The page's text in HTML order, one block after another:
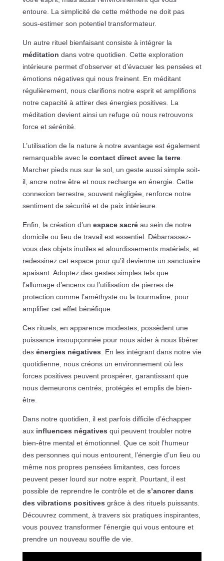
entoure. La simplicité de cette méthode ne doit pas
sous-estimer son potentiel transformateur.
Un autre rituel bienfaisant consiste à intégrer la
méditation dans votre quotidien. Cette exploration
intérieure permet d’observer et d’évacuer les pensées et
émotions négatives qui nous freinent. En méditant
régulièrement, nous clarifions notre esprit et amplifions
notre capacité à attirer des énergies positives. La
méditation devient ainsi un refuge où nous retrouvons
force et sérénité.
L’utilisation de la nature à notre avantage est également
remarquable avec le contact direct avec la terre.
Marcher pieds nus sur le sol, un geste aussi simple soit-
il, ancre notre être et nous recharge en énergie. Cette
connexion terrestre, souvent négligée, renforce notre
sentiment de sécurité et de paix intérieure.
Enfin, la création d’un espace sacréau sein de notre
domicile ou lieu de travail est essentiel. Débarrassez-
vous des objets inutiles et alourdissements matériels, et
redessinez cet espace pour qu’il devienne un sanctuaire
apaisant. Adoptez des gestes simples tels que
l’allumage d’encens ou l’utilisation de pierres de
protection comme l’améthyste ou la tourmaline, pour
amplifier cet effet bénéfique.
Ces rituels, en apparence modestes, possèdent une
puissance insoupçonnée pour nous aider à nous libérer
des énergies négatives . En les intégrant dans notre vie
quotidienne, nous créons un environnement où les
forces positives peuvent prospérer, garantissant que
nous demeurons centrés, protégés et emplis de bien-
être.
Dans notre quotidien, il est parfois difficile d’échapper
aux influences négatives qui peuvent troubler notre
bien-être mental et émotionnel. Que ce soit l’humeur
des personnes qui nous entourent, l’énergie d’un lieu ou
même nos propres pensées limitantes, ces forces
peuvent peser lourd sur notre esprit. Pourtant, il est
possible de reprendre le contrôle et de s’ancrer dans
des vibrations positives grâce à des rituels puissants.
Découvrez comment, à travers six pratiques inspirantes,
vous pouvez transformer l’énergie qui vous entoure et
prendre un nouveau souffle de vie.